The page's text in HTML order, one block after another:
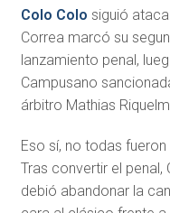
Colo Colo siguió
Correa marcó su
lanzamiento penal,
Campusano
árbitro Mathias
Eso sí, no todas
Tras convertir el
debió abandonar la